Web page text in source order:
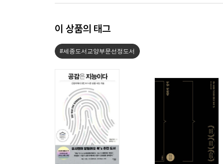
이 상품의 태그
#세종도서교양부문선정도서